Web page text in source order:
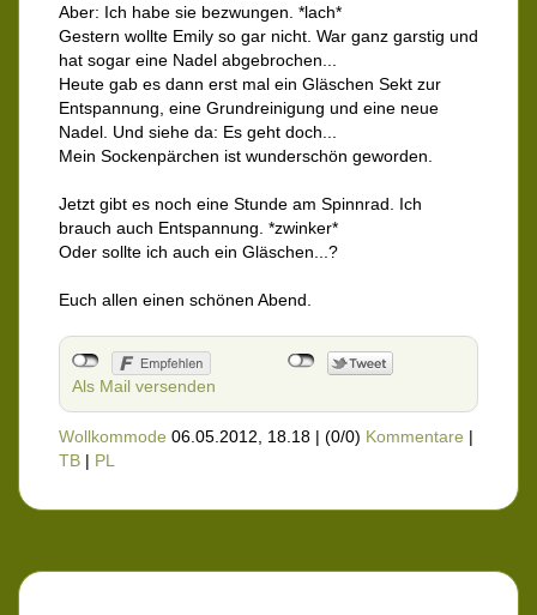
Aber: Ich habe sie bezwungen. *lach*
Gestern wollte Emily so gar nicht. War ganz garstig und
hat sogar eine Nadel abgebrochen...
Heute gab es dann erst mal ein Gläschen Sekt zur
Entspannung, eine Grundreinigung und eine neue
Nadel. Und siehe da: Es geht doch...
Mein Sockenpärchen ist wunderschön geworden.
Jetzt gibt es noch eine Stunde am Spinnrad. Ich
brauch auch Entspannung. *zwinker*
Oder sollte ich auch ein Gläschen...?
Euch allen einen schönen Abend.
Als Mail versenden
Wollkommode 06.05.2012, 18.18 | (0/0) Kommentare |
TB | PL